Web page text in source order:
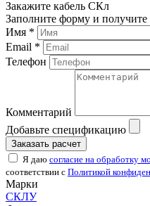
Закажите кабель СКл
Заполните форму и получите
Имя *
Email *
Телефон
Комментарий
Добавьте спецификацию
Заказать расчет
Я даю согласие на обработку
соответствии с Политикой
Марки
СКЛУ